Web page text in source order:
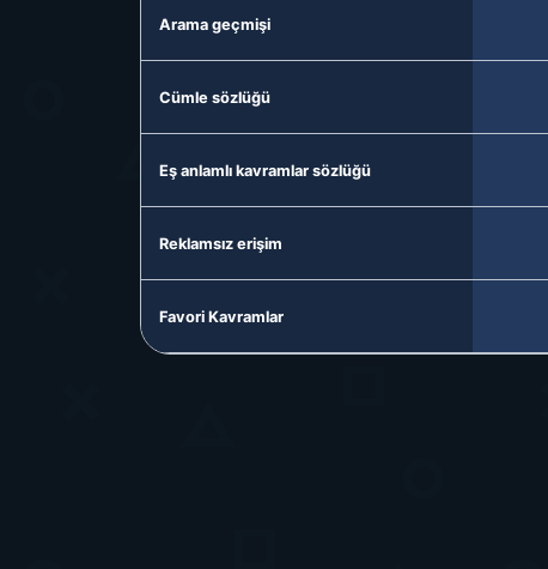
Arama geçmişi
Cümle sözlüğü
Eş anlamlı kavramlar sözlüğü
Reklamsız erişim
Favori Kavramlar